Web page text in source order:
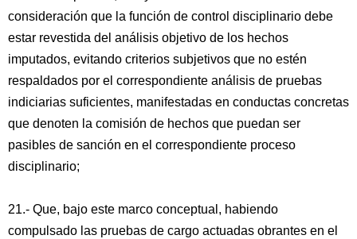
consideración que la función de control disciplinario debe
estar revestida del análisis objetivo de los hechos
imputados, evitando criterios subjetivos que no estén
respaldados por el correspondiente análisis de pruebas
indiciarias suficientes, manifestadas en conductas concretas
que denoten la comisión de hechos que puedan ser
pasibles de sanción en el correspondiente proceso
disciplinario;
21.- Que, bajo este marco conceptual, habiendo
compulsado las pruebas de cargo actuadas obrantes en el